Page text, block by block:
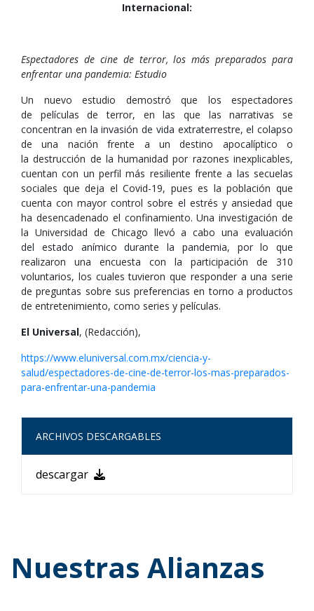
Internacional:
Espectadores de cine de terror, los más preparados para
enfrentar una pandemia: Estudio
Un nuevo estudio demostró que los espectadores
de películas de terror, en las que las narrativas se
concentran en la invasión de vida extraterrestre, el colapso
de una nación frente a un destino apocalíptico o
la destrucción de la humanidad por razones inexplicables,
cuentan con un perfil más resiliente frente a las secuelas
sociales que deja el Covid-19, pues es la población que
cuenta con mayor control sobre el estrés y ansiedad que
ha desencadenado el confinamiento. Una investigación de
la Universidad de Chicago llevó a cabo una evaluación
del estado anímico durante la pandemia, por lo que
realizaron una encuesta con la participación de 310
voluntarios, los cuales tuvieron que responder a una serie
de preguntas sobre sus preferencias en torno a productos
de entretenimiento, como series y películas.
El Universal, (Redacción),
https://www.eluniversal.com.mx/ciencia-y-
salud/espectadores-de-cine-de-terror-los-mas-preparados-
para-enfrentar-una-pandemia
ARCHIVOS DESCARGABLES
descargar
Nuestras Alianzas